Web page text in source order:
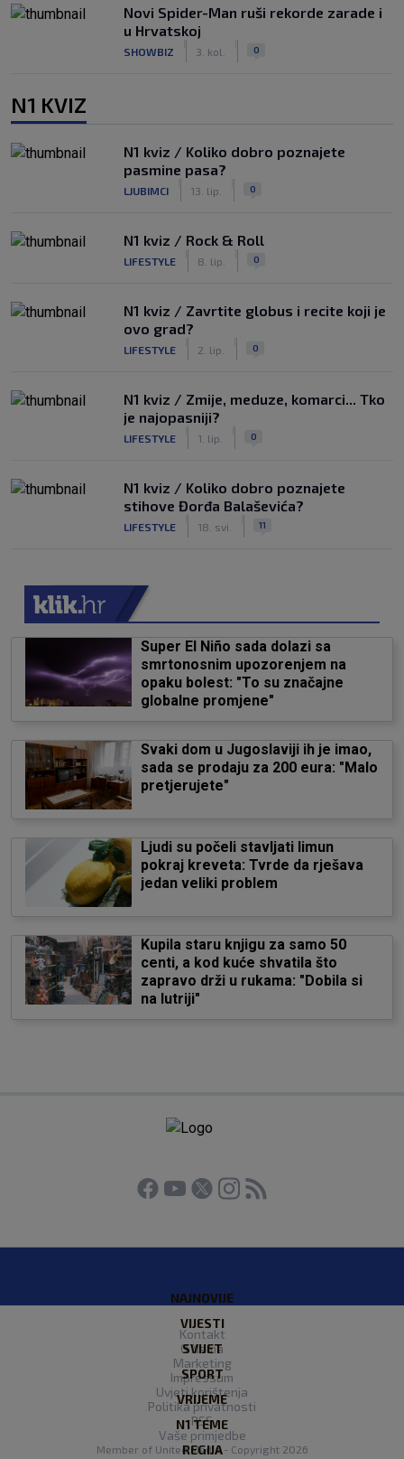
Novi Spider-Man ruši rekorde zarade i
u Hrvatskoj
SHOWBIZ 3. kol. 0
N1 KVIZ
N1 kviz / Koliko dobro poznajete
pasmine pasa?
LJUBIMCI 13. lip. 0
N1 kviz / Rock & Roll
LIFESTYLE 8. lip. 0
N1 kviz / Zavrtite globus i recite koji je
ovo grad?
LIFESTYLE 2. lip. 0
N1 kviz / Zmije, meduze, komarci... Tko
je najopasniji?
LIFESTYLE 1. lip. 0
N1 kviz / Koliko dobro poznajete
stihove Đorđa Balaševića?
LIFESTYLE 18. svi. 11
Super El Niño sada dolazi sa
smrtonosnim upozorenjem na
opaku bolest: "To su značajne
globalne promjene"
Svaki dom u Jugoslaviji ih je imao,
sada se prodaju za 200 eura: "Malo
pretjerujete"
Ljudi su počeli stavljati limun
pokraj kreveta: Tvrde da rješava
jedan veliki problem
Kupila staru knjigu za samo 50
centi, a kod kuće shvatila što
zapravo drži u rukama: "Dobila si
na lutriji"
NAJNOVIJE
VIJESTI
SVIJET
SPORT
VRIJEME
N1 TEME
REGIJA
Kontakt
O Nama
Marketing
Impressum
Uvjeti korištenja
Politika privatnosti
RSS
Vaše primjedbe
Member of United Media- Copyright 2026